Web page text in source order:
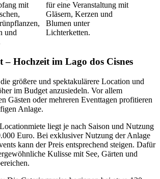
– Hochzeit im Lago dos Cisnes
größere und spektakulärere Location und
im Budget anzusiedeln. Vor allem
Gästen oder mehreren Eventtagen profitieren
Anlage.
liegt je nach Saison und Nutzung
Euro. Bei exklusiver Nutzung der Anlage
kann der Preis entsprechend steigen. Dafür
Kulisse mit See, Gärten und